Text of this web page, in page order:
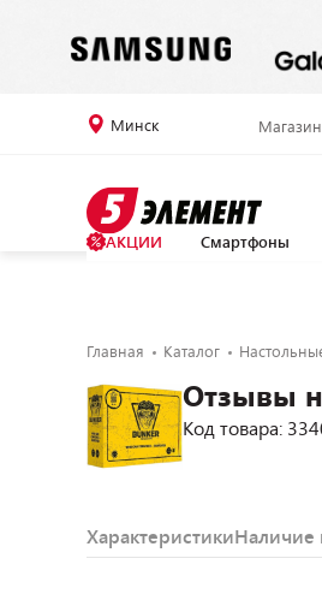
Минск
АКЦИИ Смартфоны
Главная Каталог
Отзывы
Код товара:
ХарактеристикиНаличие